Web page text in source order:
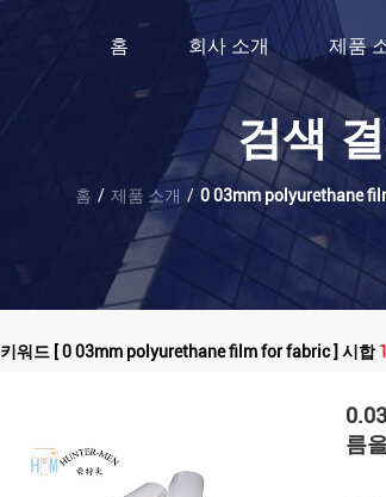
홈 회사 소개 제품
검색
홈 / 제품 소개 / 0 03mm polyurethane
키워드 [ 0 03mm polyurethane film for fabric ] 시합
름